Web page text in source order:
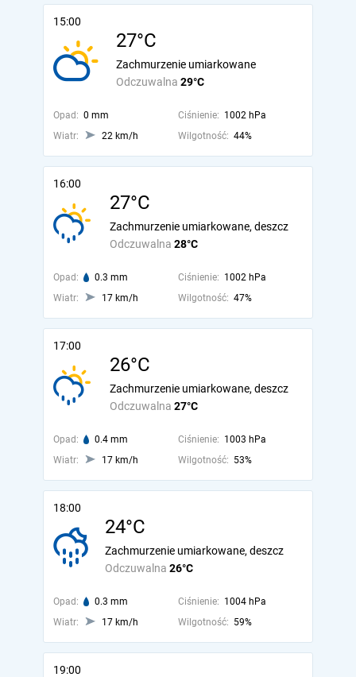
15:00
27°C
Odczuwalna 29°C
Zachmurzenie umiarkowane
Opad: 0 mm Ciśnienie: 1002 hPa
Wiatr:
22 km/h Wilgotność: 44%
16:00
27°C
Odczuwalna 28°C
Zachmurzenie umiarkowane, deszcz
Opad: 0.3 mm Ciśnienie: 1002 hPa
Wiatr:
17 km/h Wilgotność: 47%
17:00
26°C
Odczuwalna 27°C
Zachmurzenie umiarkowane, deszcz
Opad: 0.4 mm Ciśnienie: 1003 hPa
Wiatr:
17 km/h Wilgotność: 53%
18:00
24°C
Odczuwalna 26°C
Zachmurzenie umiarkowane, deszcz
Opad: 0.3 mm Ciśnienie: 1004 hPa
Wiatr:
17 km/h Wilgotność: 59%
19:00